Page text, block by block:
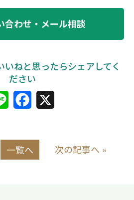
合わせ・メール相談
F
e
X
一覧へ 次の記事へ »